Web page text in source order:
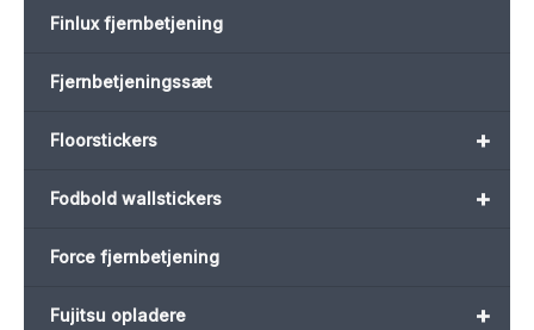
Finlux fjernbetjening
Fjernbetjeningssæt
+
Floorstickers
+
Fodbold wallstickers
Force fjernbetjening
+
Fujitsu opladere